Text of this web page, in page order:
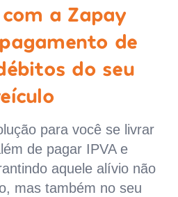
a Zapay
de
do seu
para você se livrar
de pagar IPVA e
aquele alívio não
mas também no seu